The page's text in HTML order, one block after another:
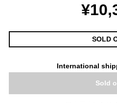
SOLD
International
Sold